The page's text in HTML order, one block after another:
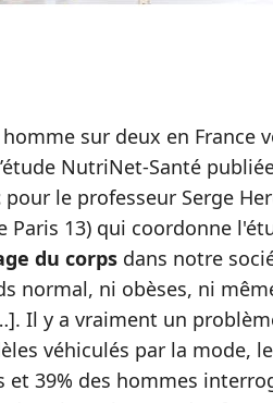
sur deux en France
NutriNet-Santé
pour le professeur Serge
13) qui coordonne
du corps dans notre
normal, ni obèses, ni
Il y a vraiment un
véhiculés par la mode,
et 39% des hommes